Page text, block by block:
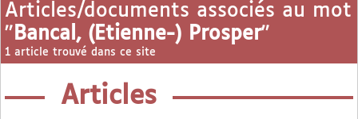
Articles/documents associés au mot
" Bancal, (Etienne-) Prosper"
1 article trouvé dans ce site
Articles